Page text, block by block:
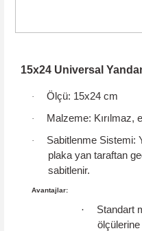
15x24 Universal
· Ölçü: 15x24 cm
· Malzeme: Kırılmaz,
· Sabitlenme Sistemi:
plaka yan taraftan
sabitlenir.
Avantajlar:
·
Standart